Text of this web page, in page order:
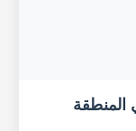
المنطقة